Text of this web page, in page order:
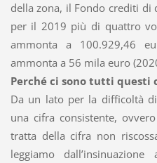
della zona, il Fondo crediti
per il 2019 più di quattro
ammonta a 100.929,46
ammonta a 56 mila euro
Perché ci sono tutti
Da un lato per la difficoltà
una cifra consistente,
tratta della cifra non
leggiamo